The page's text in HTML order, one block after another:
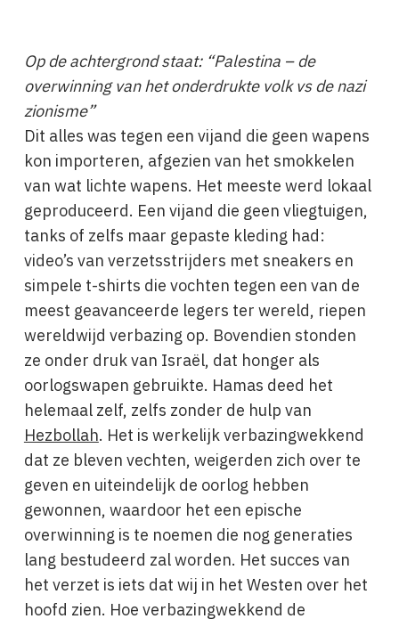
Op de achtergrond staat: “Palestina – de
overwinning van het onderdrukte volk vs de nazi
zionisme”
Dit alles was tegen een vijand die geen wapens
kon importeren, afgezien van het smokkelen
van wat lichte wapens. Het meeste werd lokaal
geproduceerd. Een vijand die geen vliegtuigen,
tanks of zelfs maar gepaste kleding had:
video’s van verzetsstrijders met sneakers en
simpele t-shirts die vochten tegen een van de
meest geavanceerde legers ter wereld, riepen
wereldwijd verbazing op. Bovendien stonden
ze onder druk van Israël, dat honger als
oorlogswapen gebruikte. Hamas deed het
helemaal zelf, zelfs zonder de hulp van
Hezbollah. Het is werkelijk verbazingwekkend
dat ze bleven vechten, weigerden zich over te
geven en uiteindelijk de oorlog hebben
gewonnen, waardoor het een epische
overwinning is te noemen die nog generaties
lang bestudeerd zal worden. Het succes van
het verzet is iets dat wij in het Westen over het
hoofd zien. Hoe verbazingwekkend de